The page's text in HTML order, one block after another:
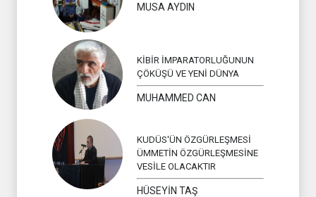
MUSA AYDIN
KİBİR İMPARATORLUĞUNUN
ÇÖKÜŞÜ VE YENİ DÜNYA
MUHAMMED CAN
KUDÜS'ÜN ÖZGÜRLEŞMESİ
ÜMMETİN ÖZGÜRLEŞMESİNE
VESİLE OLACAKTIR
HÜSEYİN TAŞ